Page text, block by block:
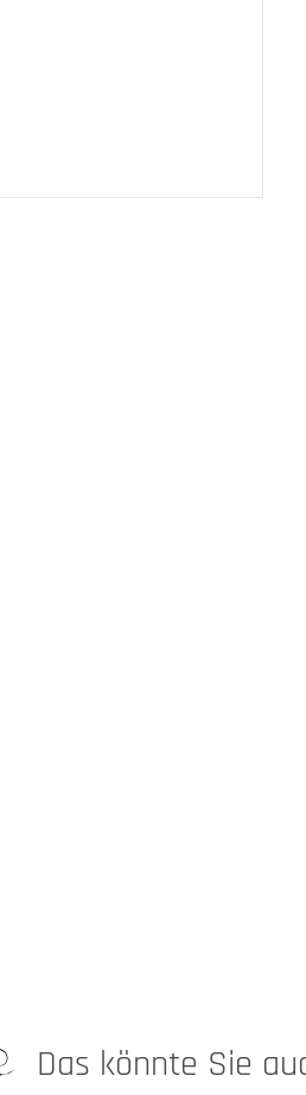
Das könnte Sie